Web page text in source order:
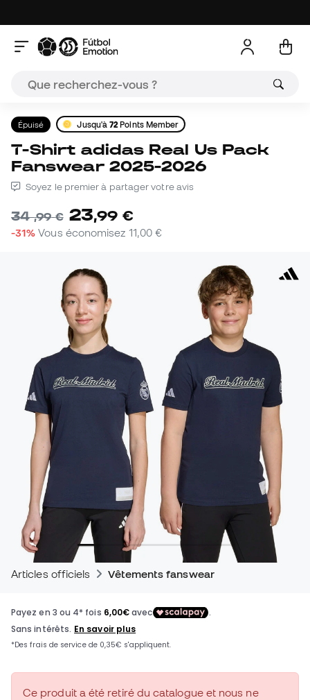
Épuisé Jusqu'à72 Points Member
T-Shirt adidas Real Us Pack
Fanswear 2025-2026
Soyez le premier à partager votre avis
34,99 € 23,99 €
-31% Vous économisez 11,00 €
Articles officiels Vêtements fanswear
Ce produit a été retiré du catalogue et nous ne